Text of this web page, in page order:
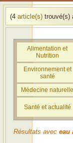
(4 article(s) trouvé(s)
Alimentation et
Nutrition
Environnement et
santé
Médecine naturelle
Santé et actualité
Résultats avec eau